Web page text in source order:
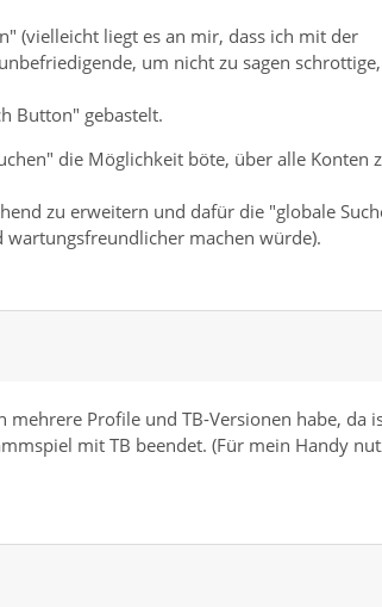
(vielleicht liegt es an mir, dass ich mit der
um nicht zu sagen schrottige,
Button" gebastelt.
die Möglichkeit böte, über alle Konten
zu erweitern und dafür die "globale
wartungsfreundlicher machen würde).
Profile und TB-Versionen habe, da
mit TB beendet. (Für mein Handy